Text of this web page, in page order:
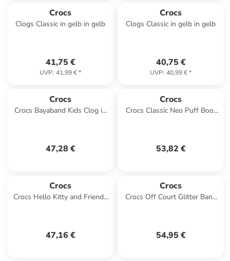
Crocs
Clogs Classic in gelb in gelb
41,75 €
UVP: 41,99 €*
Crocs
Clogs Classic in gelb in gelb
40,75 €
UVP: 40,99 €*
Crocs
Crocs Bayaband Kids Clog in
47,28 €
Crocs
Crocs Classic Neo Puff Boot
53,82 €
Crocs
Crocs Hello Kitty and Friends
47,16 €
Crocs
Crocs Off Court Glitter Band
54,95 €